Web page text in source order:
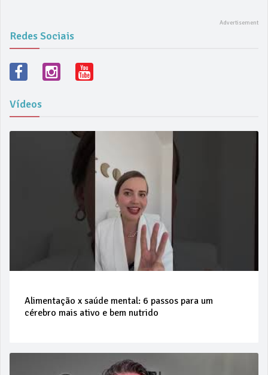
Redes Sociais
Vídeos
Alimentação x saúde mental: 6 passos para um
cérebro mais ativo e bem nutrido